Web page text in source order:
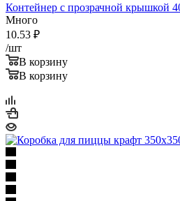
Контейнер с прозрачной крышкой
Много
10.53 ₽
/шт
В корзину
В корзину